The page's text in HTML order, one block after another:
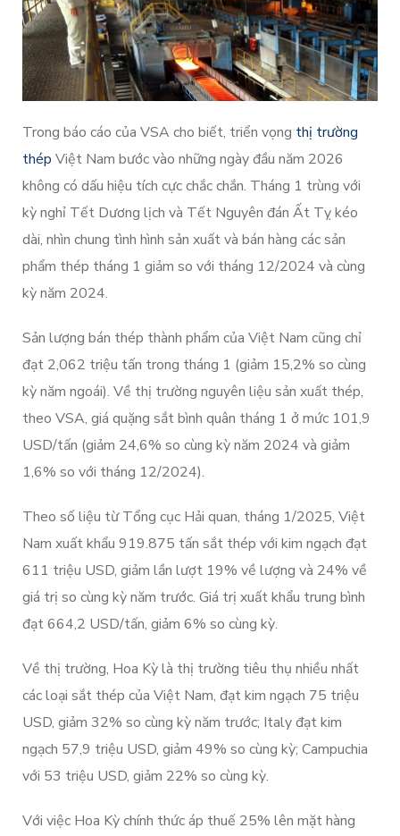
Trong báo cáo của VSA cho biết, triển vọng thị trường
thép Việt Nam bước vào những ngày đầu năm 2026
không có dấu hiệu tích cực chắc chắn. Tháng 1 trùng với
kỳ nghỉ Tết Dương lịch và Tết Nguyên đán Ất Tỵ kéo
dài, nhìn chung tình hình sản xuất và bán hàng các sản
phẩm thép tháng 1 giảm so với tháng 12/2024 và cùng
kỳ năm 2024.
Sản lượng bán thép thành phẩm của Việt Nam cũng chỉ
đạt 2,062 triệu tấn trong tháng 1 (giảm 15,2% so cùng
kỳ năm ngoái). Về thị trường nguyên liệu sản xuất thép,
theo VSA, giá quặng sắt bình quân tháng 1 ở mức 101,9
USD/tấn (giảm 24,6% so cùng kỳ năm 2024 và giảm
1,6% so với tháng 12/2024).
Theo số liệu từ Tổng cục Hải quan, tháng 1/2025, Việt
Nam xuất khẩu 919.875 tấn sắt thép với kim ngạch đạt
611 triệu USD, giảm lần lượt 19% về lượng và 24% về
giá trị so cùng kỳ năm trước. Giá trị xuất khẩu trung bình
đạt 664,2 USD/tấn, giảm 6% so cùng kỳ.
Về thị trường, Hoa Kỳ là thị trường tiêu thụ nhiều nhất
các loại sắt thép của Việt Nam, đạt kim ngạch 75 triệu
USD, giảm 32% so cùng kỳ năm trước; Italy đạt kim
ngạch 57,9 triệu USD, giảm 49% so cùng kỳ; Campuchia
với 53 triệu USD, giảm 22% so cùng kỳ.
Với việc Hoa Kỳ chính thức áp thuế 25% lên mặt hàng